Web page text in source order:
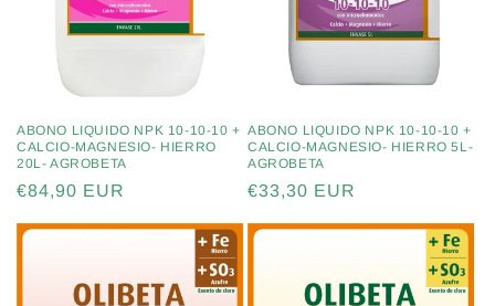
ABONO LIQUIDO NPK 10-10-10 +
CALCIO-MAGNESIO- HIERRO
20L- AGROBETA
Precio
€84,90 EUR
ABONO LIQUIDO NPK 10-10-10 +
CALCIO-MAGNESIO- HIERRO 5L-
AGROBETA
Precio
€33,30 EUR